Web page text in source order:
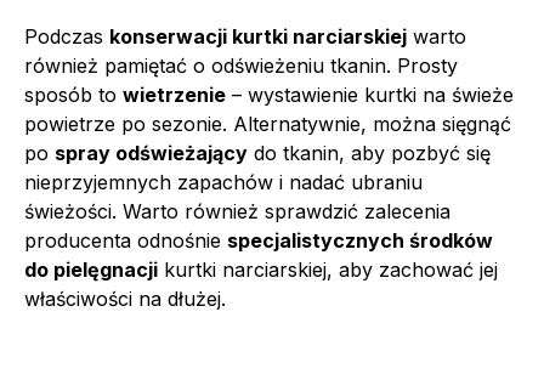
Podczas konserwacji kurtki narciarskiej warto
również pamiętać o odświeżeniu tkanin. Prosty
sposób to wietrzenie – wystawienie kurtki na świeże
powietrze po sezonie. Alternatywnie, można sięgnąć
po spray odświeżający do tkanin, aby pozbyć się
nieprzyjemnych zapachów i nadać ubraniu
świeżości. Warto również sprawdzić zalecenia
producenta odnośnie specjalistycznych środków
do pielęgnacji kurtki narciarskiej, aby zachować jej
właściwości na dłużej.